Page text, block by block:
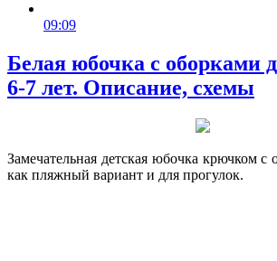
09:09
Белая юбочка с оборками
6-7 лет. Описание, схемы
Замечательная детская юбочка крючком
как пляжный вариант и для прогулок.